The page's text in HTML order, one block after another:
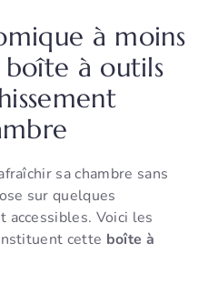
à moins
boîte à outils
sa chambre sans
sur quelques
accessibles. Voici les
cette boîte à